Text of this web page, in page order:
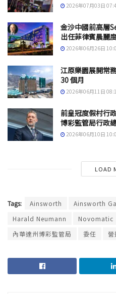
2026年07月03日
金沙中國前高層
出任菲律賓晨麗
2026年06月26日
江原樂園展開常
30 個月
2026年06月11日
前皇冠度假村行
博彩監管局行政
2026年06月10日
LOAD
Tags: Ainsworth
Ainsworth
Harald Neumann
Novomatic
內華達州博彩監管局
委任 營